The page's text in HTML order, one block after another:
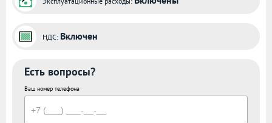
НДС: Включен
Есть вопросы?
Ваш номер телефона